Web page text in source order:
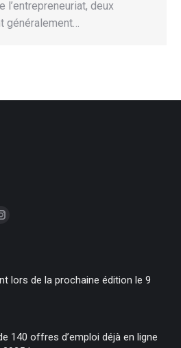
l’entrepreneuriat, deux
généralement…
Instagram
in lors de la prochaine édition le 9
140 offres d’emploi déjà en ligne